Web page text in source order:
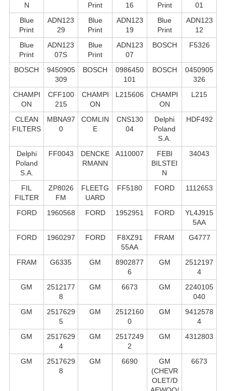
N
Print
16
Print
01
Blue
Print
ADN123
29
Blue
Print
ADN123
19
Blue
Print
ADN123
12
Blue
Print
ADN123
07S
Blue
Print
ADN123
07
BOSCH F5326
BOSCH
9450905
309
BOSCH
0986450
101
BOSCH
0450905
326
CHAMPI
ON
CFF100
215
CHAMPI
ON
L215606
CHAMPI
ON
L215
CLEAN
FILTERS
MBNA97
0
COMLIN
E
CNS130
04
Delphi
Poland
S.А.
HDF492
Delphi
Poland
S.А.
FF0043
DENCKE
RMANN
A110007
FEBI
BILSTEI
N
34043
FIL
FILTER
ZP8026
FM
FLEETG
UARD
FF5180 FORD 1112653
FORD 1960568 FORD 1952951 FORD
YL4J915
5AA
FORD
1960297 FORD
F8XZ91
55AA
FRAM G4777
FRAM G6335 GM
8902877
6
GM
2512197
4
GM
2512177
8
GM 6673 GM
2240105
040
GM
2517629
5
GM
2512160
0
GM
9412578
4
GM
2517629
4
GM
2517249
2
GM 4312803
GM
2517629
8
GM 6690
GM
(CHEVR
OLET/D
6673